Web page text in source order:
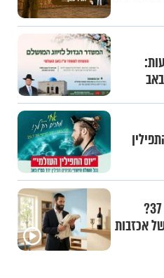
מה הסיכוי להתחתן בגיל 37?
אכזבות